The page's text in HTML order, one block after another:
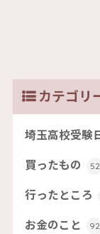
カテゴリ
埼玉高校受験
買ったもの 52
行ったところ
お金のこと 92